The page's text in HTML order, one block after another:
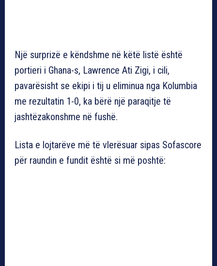
Një surprizë e këndshme në këtë listë është
portieri i Ghana-s, Lawrence Ati Zigi, i cili,
pavarësisht se ekipi i tij u eliminua nga Kolumbia
me rezultatin 1-0, ka bërë një paraqitje të
jashtëzakonshme në fushë.
Lista e lojtarëve më të vlerësuar sipas Sofascore
për raundin e fundit është si më poshtë: